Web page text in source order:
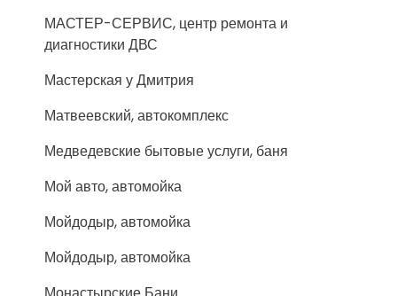
МАСТЕР-СЕРВИС, центр ремонта и
диагностики ДВС
Мастерская у Дмитрия
Матвеевский, автокомплекс
Медведевские бытовые услуги, баня
Мой авто, автомойка
Мойдодыр, автомойка
Мойдодыр, автомойка